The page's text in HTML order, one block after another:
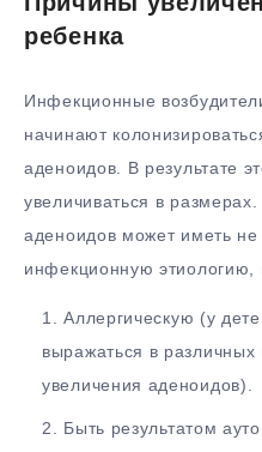
ребенка
Инфекционные
начинают
аденоидов. В результате
увеличиваться в
аденоидов может иметь не
инфекционную этиологию,
Аллергическую (у
выражаться в
увеличения аденоидов).
Быть результатом